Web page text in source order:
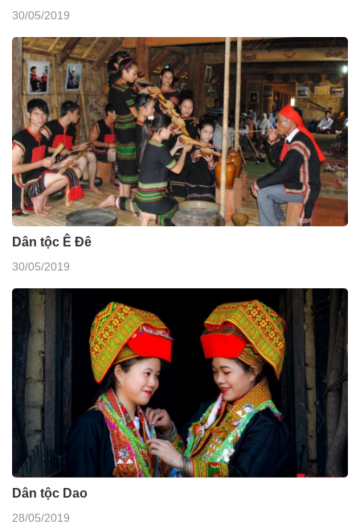
30/05/2019
Dân tộc Ê Đê
30/05/2019
Dân tộc Dao
28/05/2019